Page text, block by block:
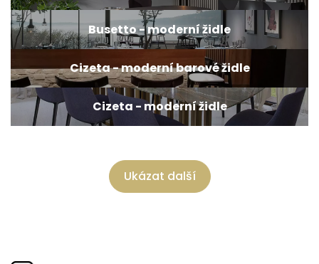
Busetto - moderní židle
Cizeta - moderní barové židle
Cizeta - moderní židle
Ukázat další